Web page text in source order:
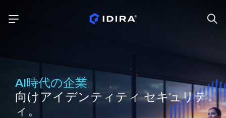
AI時代の企業
向けアイデンティティ セキュリテ
ィ。